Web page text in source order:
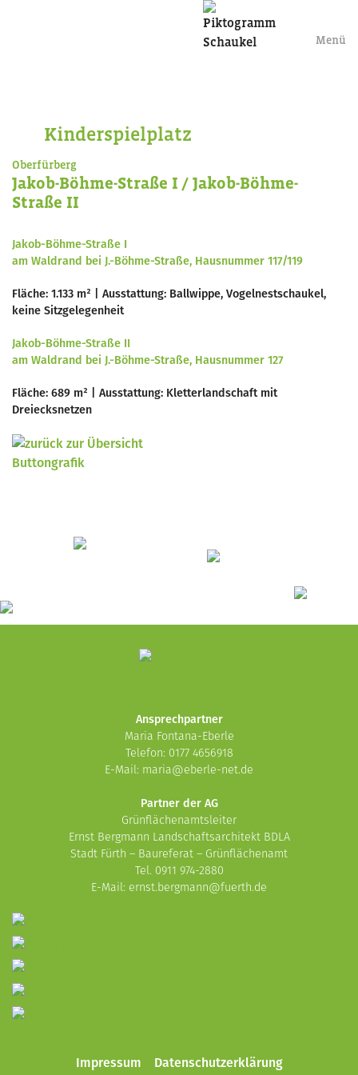
Menü
Kinderspielplatz
Oberfürberg
Jakob-Böhme-Straße I / Jakob-Böhme-
Straße II
Jakob-Böhme-Straße I
am Waldrand bei J.-Böhme-Straße, Hausnummer 117/119
Fläche: 1.133 m² | Ausstattung: Ballwippe, Vogelnestschaukel,
keine Sitzgelegenheit
Jakob-Böhme-Straße II
am Waldrand bei J.-Böhme-Straße, Hausnummer 127
Fläche: 689 m² | Ausstattung: Kletterlandschaft mit
Dreiecksnetzen
Ansprechpartner
Maria Fontana-Eberle
Telefon: 0177 4656918
E-Mail: maria@eberle-net.de
Partner der AG
Grünflächenamtsleiter
Ernst Bergmann Landschaftsarchitekt BDLA
Stadt Fürth – Baureferat – Grünflächenamt
Tel. 0911 974-2880
E-Mail: ernst.bergmann@fuerth.de
Impressum Datenschutzerklärung